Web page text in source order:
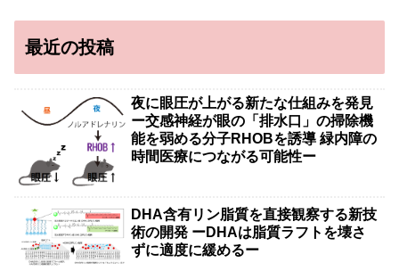
最近の投稿
夜に眼圧が上がる新たな仕組みを発見
ー交感神経が眼の「排水口」の掃除機
能を弱める分子RHOBを誘導 緑内障の
時間医療につながる可能性ー
DHA含有リン脂質を直接観察する新技
術の開発 ーDHAは脂質ラフトを壊さ
ずに適度に緩めるー